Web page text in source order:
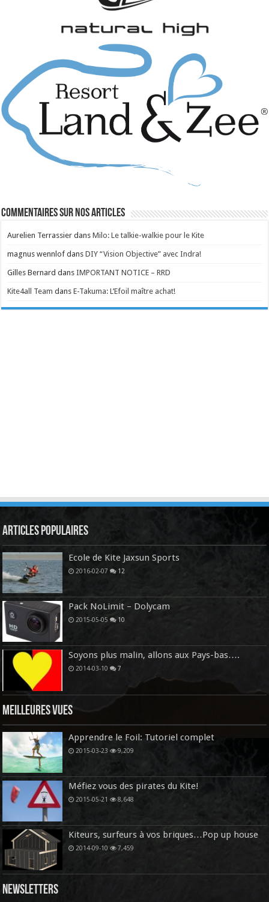
Commentaires sur nos articles
Aurelien Terrassier dansMilo: Le talkie-walkie pour le Kite
magnus wennlof dansDIY “Vision Objective” avec Indra!
Gilles Bernard dansIMPORTANT NOTICE – RRD
Kite4all Team dansE-Takuma: L’Efoil maître achat!
Articles Populaires
Ecole de Kite Jaxsun Sports
2016-02-07 12
Pack NoLimit – Dolycam
2015-05-05 10
Soyons plus malin, allons aux Pays-bas….
2014-03-10 7
Meilleures vues
Apprendre le Foil: Tutoriel complet
2015-03-23 9,209
Méfiez vous des pirates du Kite!
2015-05-21 8,648
Kiteurs, surfeurs à vos briques…Pop up house
2014-09-10 7,459
Newsletters